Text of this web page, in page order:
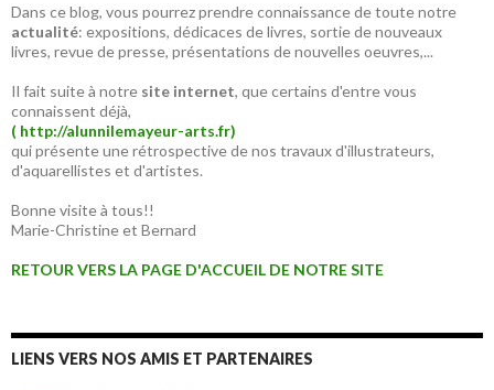
Dans ce blog, vous pourrez prendre connaissance de toute notre
actualité: expositions, dédicaces de livres, sortie de nouveaux
livres, revue de presse, présentations de nouvelles oeuvres,...
Il fait suite à notre site internet, que certains d'entre vous
connaissent déjà,
( http://alunnilemayeur-arts.fr)
qui présente une rétrospective de nos travaux d'illustrateurs,
d'aquarellistes et d'artistes.
Bonne visite à tous!!
Marie-Christine et Bernard
RETOUR VERS LA PAGE D'ACCUEIL DE NOTRE SITE
LIENS VERS NOS AMIS ET PARTENAIRES